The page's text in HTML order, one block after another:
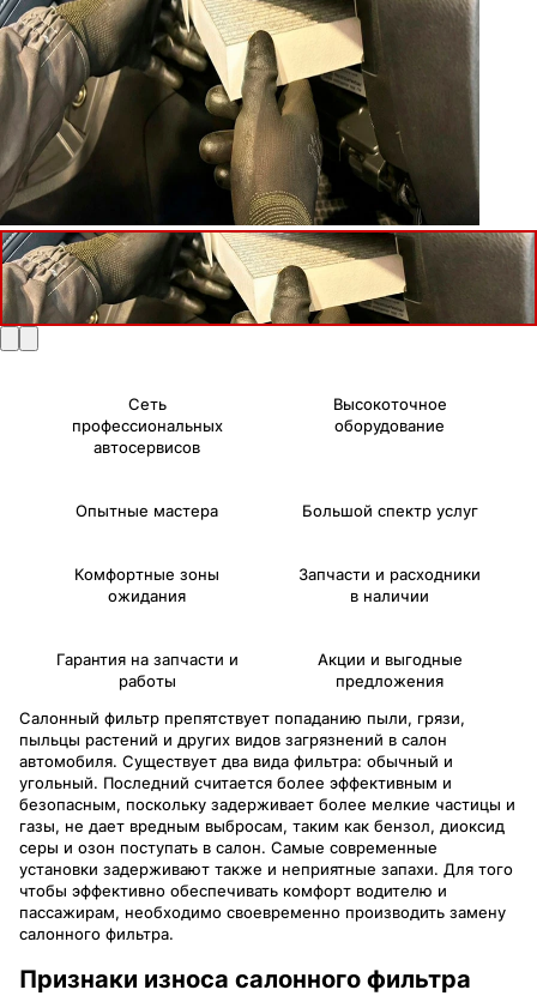
Сеть
профессиональных
автосервисов
Высокоточное
оборудование
Опытные мастера Большой спектр услуг
Комфортные зоны
ожидания
Запчасти и расходники
в наличии
Гарантия на запчасти и
работы
Акции и выгодные
предложения
Салонный фильтр препятствует попаданию пыли, грязи,
пыльцы растений и других видов загрязнений в салон
автомобиля. Существует два вида фильтра: обычный и
угольный. Последний считается более эффективным и
безопасным, поскольку задерживает более мелкие частицы и
газы, не дает вредным выбросам, таким как бензол, диоксид
серы и озон поступать в салон. Самые современные
установки задерживают также и неприятные запахи. Для того
чтобы эффективно обеспечивать комфорт водителю и
пассажирам, необходимо своевременно производить замену
салонного фильтра.
Признаки износа салонного фильтра